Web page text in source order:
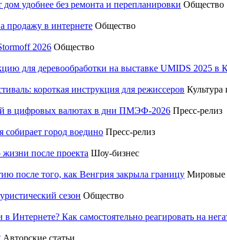
удобнее без ремонта и перепланировки Общество
продажу в интернете Общество
2026 Общество
для деревообработки на выставке UMIDS 2025 в
короткая инструкция для режиссеров Культура
в цифровых валютах в дни ПМЭФ-2026 Пресс-релиз
собирает город воедино Пресс-релиз
жизни после проекта Шоу-бизнес
после того, как Венгрия закрыла границу Мировые
сезон Общество
Интернете? Как самостоятельно реагировать на
Авторские статьи